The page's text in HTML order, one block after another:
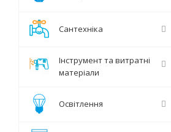
Сантехніка
Інструмент та витратні
матеріали
Освітлення